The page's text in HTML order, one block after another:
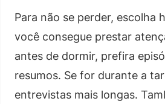
Para não se perder, escolha
você consegue prestar
antes de dormir, prefira
resumos. Se for durante a
entrevistas mais longas.